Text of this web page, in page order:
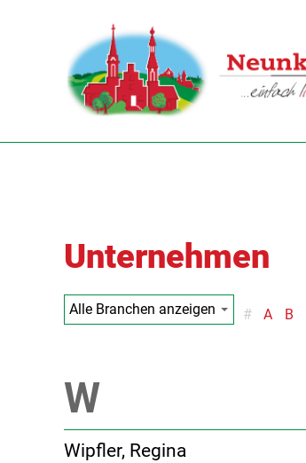
Unternehmen
# A B
Wipfler, Regina